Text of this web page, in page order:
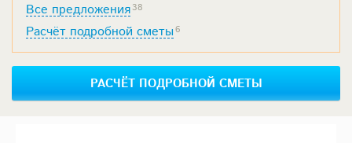
Все предложения38
Расчёт подробной сметы6
РАСЧЁТ ПОДРОБНОЙ СМЕТЫ